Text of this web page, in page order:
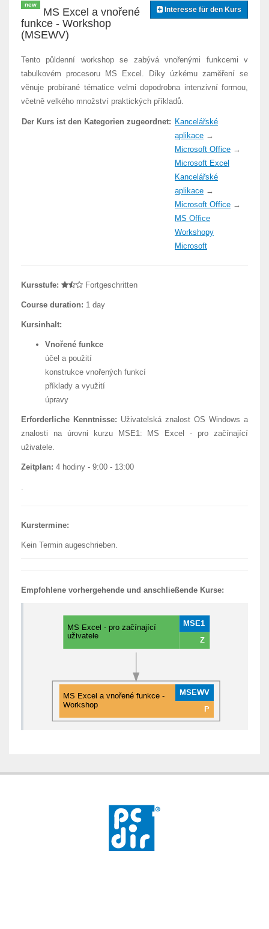
new
Interesse für den Kurs
MS Excel a vnořené
funkce - Workshop
(MSEWV)
Tento půldenní workshop se zabývá vnořenými funkcemi v
tabulkovém procesoru MS Excel. Díky úzkému zaměření se
věnuje probírané tématice velmi dopodrobna intenzivní formou,
včetně velkého množství praktických příkladů.
Der Kurs ist den Kategorien zugeordnet: Kancelářské
aplikace →
Microsoft Office →
Microsoft Excel
Kancelářské
aplikace →
Microsoft Office →
MS Office
Workshopy
Microsoft
Kursstufe: Fortgeschritten
Course duration: 1 day
Kursinhalt:
Vnořené funkce
účel a použití
konstrukce vnořených funkcí
příklady a využití
úpravy
Erforderliche Kenntnisse: Uživatelská znalost OS Windows a
znalosti na úrovni kurzu MSE1: MS Excel - pro začínající
uživatele.
Zeitplan: 4 hodiny - 9:00 - 13:00
.
Kurstermine:
Kein Termin augeschrieben.
Empfohlene vorhergehende und anschließende Kurse: